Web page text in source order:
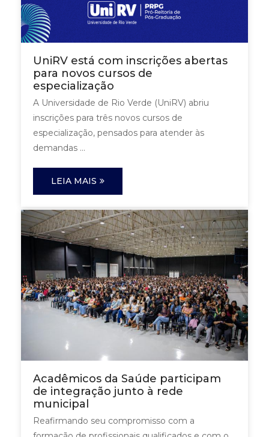
UniRV está com inscrições abertas
para novos cursos de
especialização
A Universidade de Rio Verde (UniRV) abriu
inscrições para três novos cursos de
especialização, pensados para atender às
demandas ...
LEIA MAIS
Acadêmicos da Saúde participam
de integração junto à rede
municipal
Reafirmando seu compromisso com a